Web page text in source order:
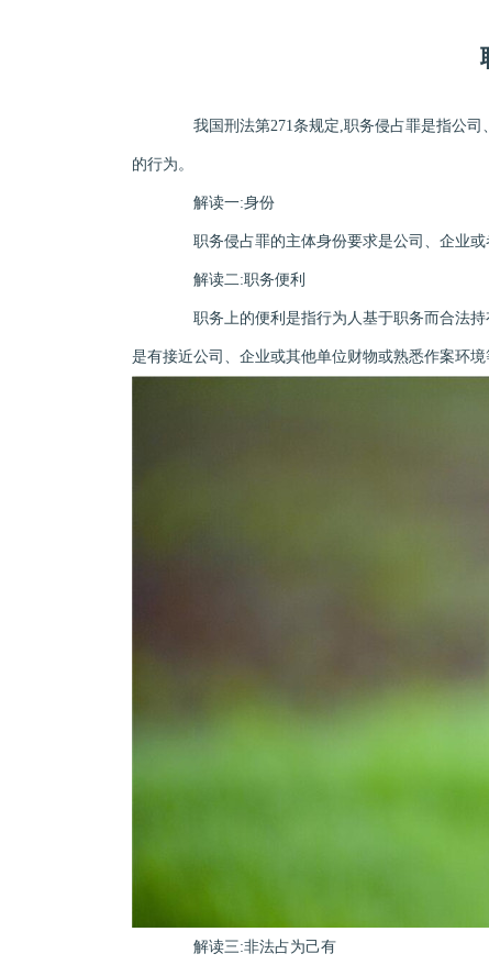
我国刑法第271条规定,职务侵占罪是指公司
的行为。
解读一:身份
职务侵占罪的主体身份要求是公司、企业或
解读二:职务便利
职务上的便利是指行为人基于职务而合法持
是有接近公司、企业或其他单位财物或熟悉作案环境
解读三:非法占为己有